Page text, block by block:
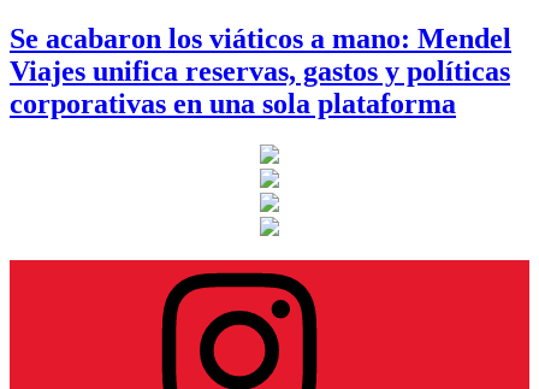
Se acabaron los viáticos a mano: Mendel
Viajes unifica reservas, gastos y políticas
corporativas en una sola plataforma